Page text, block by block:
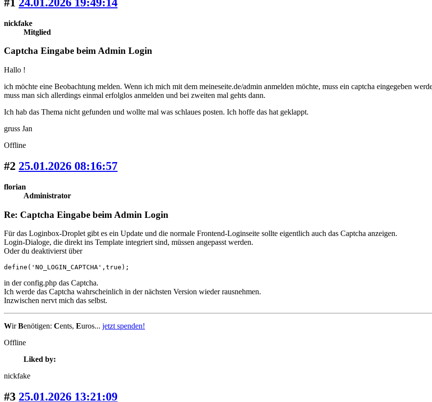
nickfake
Mitglied
Captcha Eingabe beim Admin Login
Hallo !
ich möchte eine Beobachtung melden. Wenn ich mich mit dem meineseite.de/admin anmelden möchte, muss ein captcha eingegeben
muss man sich allerdings einmal erfolglos anmelden und bei zweiten mal gehts dann.
Ich hab das Thema nicht gefunden und wollte mal was schlaues posten. Ich hoffe das hat geklappt.
gruss Jan
Offline
#2 25.01.2026 08:16:57
florian
Administrator
Re: Captcha Eingabe beim Admin Login
Für das Loginbox-Droplet gibt es ein Update und die normale Frontend-Loginseite sollte eigentlich auch das Captcha anzeigen.
Login-Dialoge, die direkt ins Template integriert sind, müssen angepasst werden.
Oder du deaktivierst über
define('NO_LOGIN_CAPTCHA',true);
in der config.php das Captcha.
Ich werde das Captcha wahrscheinlich in der nächsten Version wieder rausnehmen.
Inzwischen nervt mich das selbst.
WirBenötigen: Cents, Euros... jetzt spenden!
Offline
Liked by:
nickfake
#3 25.01.2026 13:21:09